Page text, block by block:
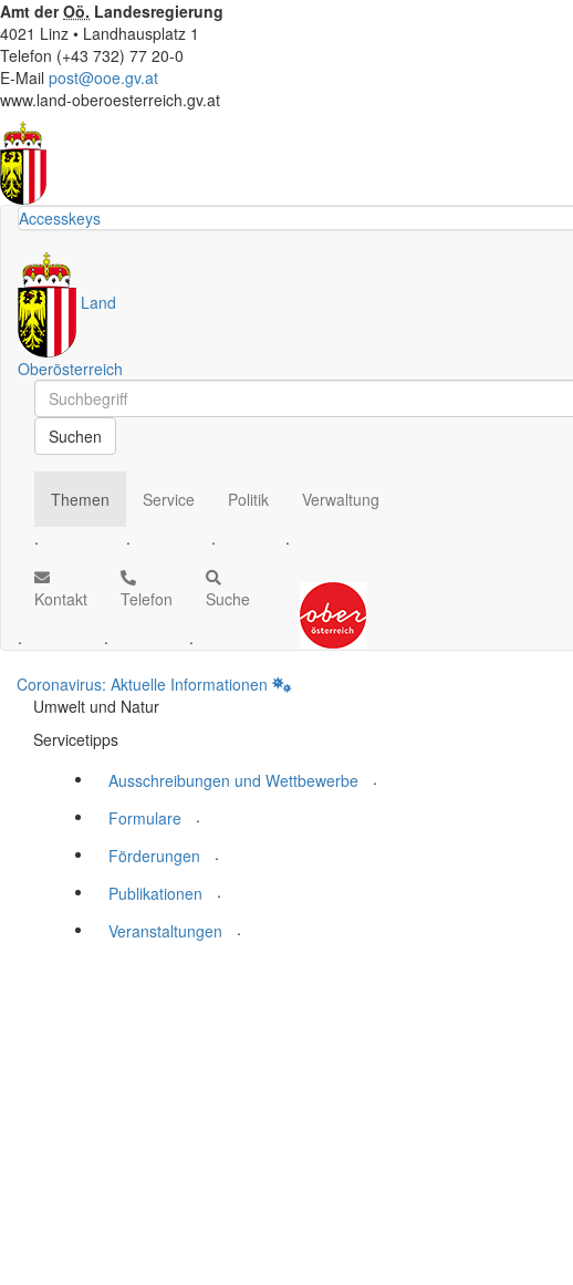
Amt derOö. Landesregierung
4021 Linz • Landhausplatz 1
Telefon (+43 732) 77 20-0
E-Mail post@ooe.gv.at
www.land-oberoesterreich.gv.at
Accesskeys
Land
Oberösterreich
Schnellsuche
Schnellsuche
Suchen
Themen
.
Service
.
Politik
.
Verwaltung
.
Kontakt
.
Telefon
.
Suche
.
Coronavirus: Aktuelle Informationen
Umwelt und Natur
Servicetipps
Ausschreibungen und Wettbewerbe
.
Formulare
.
Förderungen
.
Publikationen
.
Veranstaltungen
.